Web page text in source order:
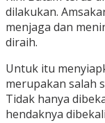
dilakukan.
menjaga dan
diraih.
Untuk itu
merupakan salah
Tidak hanya
hendaknya